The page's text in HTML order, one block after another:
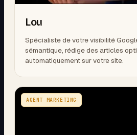
Lou
Spécialiste de votre visibilité
sémantique, rédige des articles
automatiquement sur votre site.
AGENT MARKETING